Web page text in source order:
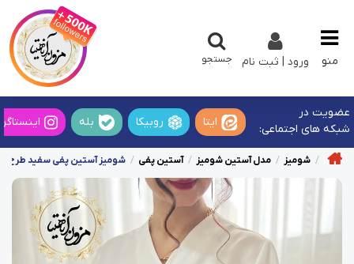
منو ورود | ثبت نام جستجو
عضویت در
شبکه های اجتماعی:
ایتا روبیکا بله
شومیز مدل آستین شومیز آستین پفی شومیز آستین پفی سفید طرح